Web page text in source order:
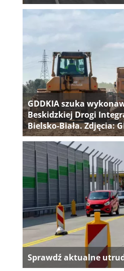
GDDKIA szuka
Beskidzkiej Drogi
Bielsko-Biała. Zdjęcia:
Sprawdź aktualne